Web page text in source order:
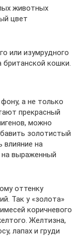
животных
цвет
или изумрудного
британской кошки.
а не только
прекрасный
можно
золотистый
влияние на
на выраженный
оттенку
Так у «золота»
коричневого
Желтизна,
лапах и груди